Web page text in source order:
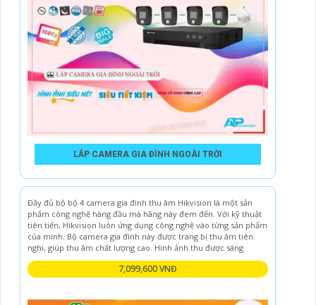
LẮP CAMERA GIA ĐÌNH NGOÀI TRỜI
Đầy đủ bộ bộ 4 camera gia đình thu âm Hikvision là một sản
phẩm công nghệ hàng đầu mà hãng này đem đến. Với kỹ thuật
tiên tiến, Hikvision luôn ứng dụng công nghệ vào từng sản phẩm
của mình. Bộ camera gia đình này được trang bị thu âm tiên
nghi, giúp thu âm chất lượng cao. Hình ảnh thu được sáng
7,099,600 VNĐ